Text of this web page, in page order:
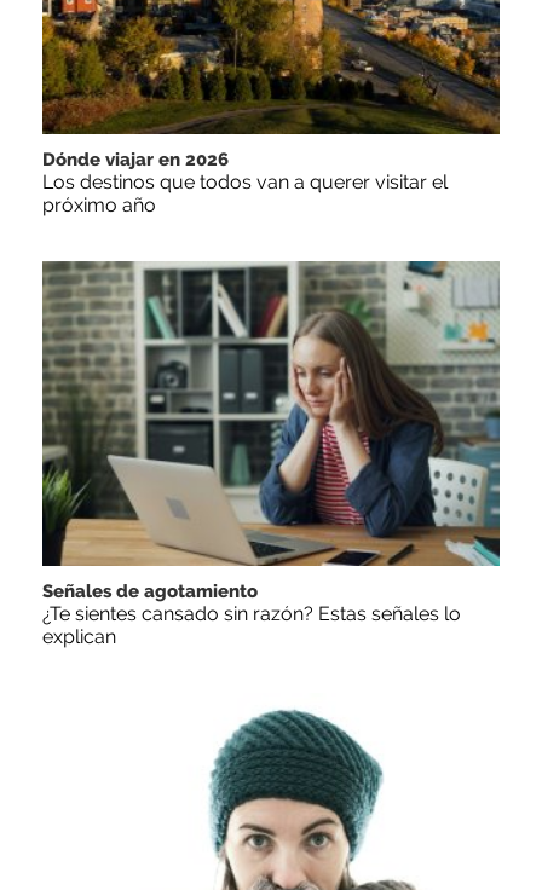
Dónde viajar en 2026
Los destinos que todos van a querer visitar el
próximo año
Señales de agotamiento
¿Te sientes cansado sin razón? Estas señales lo
explican